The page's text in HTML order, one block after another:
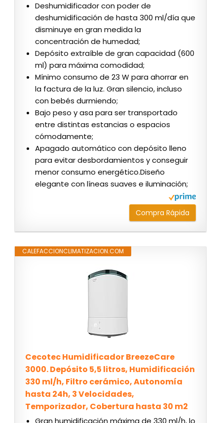
Deshumidificador con poder de
deshumidificación de hasta 300 ml/día que
disminuye en gran medida la
concentración de humedad;
Depósito extraíble de gran capacidad (600
ml) para máxima comodidad;
Mínimo consumo de 23 W para ahorrar en
la factura de la luz. Gran silencio, incluso
con bebés durmiendo;
Bajo peso y asa para ser transportado
entre distintas estancias o espacios
cómodamente;
Apagado automático con depósito lleno
para evitar desbordamientos y conseguir
menor consumo energético.Diseño
elegante con líneas suaves e iluminación;
Compra Rápida
CALEFACCIONCLIMATIZACION.COM
Cecotec Humidificador BreezeCare
3000. Depósito 5,5 litros, Humidificación
330 ml/h, Filtro cerámico, Autonomía
hasta 24h, 3 Velocidades,
Temporizador, Cobertura hasta 30 m2